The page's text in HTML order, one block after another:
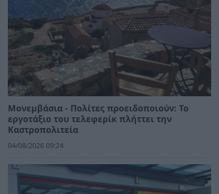
Μονεμβάσια - Πολίτες προειδοποιούν: Το
εργοτάξιο του τελεφερίκ πλήττει την
Καστροπολιτεία
04/08/2026 09:24